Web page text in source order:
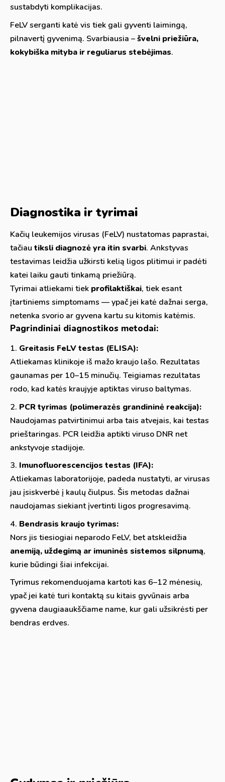
sustabdyti komplikacijas.
FeLV serganti katė vis tiek gali gyventi laimingą,
pilnavertį gyvenimą. Svarbiausia –švelni priežiūra,
kokybiška mityba ir reguliarus stebėjimas.
Diagnostika ir tyrimai
Kačių leukemijos virusas (FeLV) nustatomas paprastai,
tačiau tiksli diagnozė yra itin svarbi. Ankstyvas
testavimas leidžia užkirsti kelią ligos plitimui ir padėti
katei laiku gauti tinkamą priežiūrą.
Tyrimai atliekami tiek profilaktiškai, tiek esant
įtartiniems simptomams — ypač jei katė dažnai serga,
netenka svorio ar gyvena kartu su kitomis katėmis.
Pagrindiniai diagnostikos metodai:
Greitasis FeLV testas (ELISA):
Atliekamas klinikoje iš mažo kraujo lašo. Rezultatas
gaunamas per 10–15 minučių. Teigiamas rezultatas
rodo, kad katės kraujyje aptiktas viruso baltymas.
PCR tyrimas (polimerazės grandininė reakcija):
Naudojamas patvirtinimui arba tais atvejais, kai testas
prieštaringas. PCR leidžia aptikti viruso DNR net
ankstyvoje stadijoje.
Imunofluorescencijos testas (IFA):
Atliekamas laboratorijoje, padeda nustatyti, ar virusas
jau įsiskverbė į kaulų čiulpus. Šis metodas dažnai
naudojamas siekiant įvertinti ligos progresavimą.
Bendrasis kraujo tyrimas:
Nors jis tiesiogiai neparodo FeLV, bet atskleidžia
anemiją, uždegimą ar imuninės sistemos silpnumą,
kurie būdingi šiai infekcijai.
Tyrimus rekomenduojama kartoti kas 6–12 mėnesių,
ypač jei katė turi kontaktą su kitais gyvūnais arba
gyvena daugiaaukščiame name, kur gali užsikrėsti per
bendras erdves.